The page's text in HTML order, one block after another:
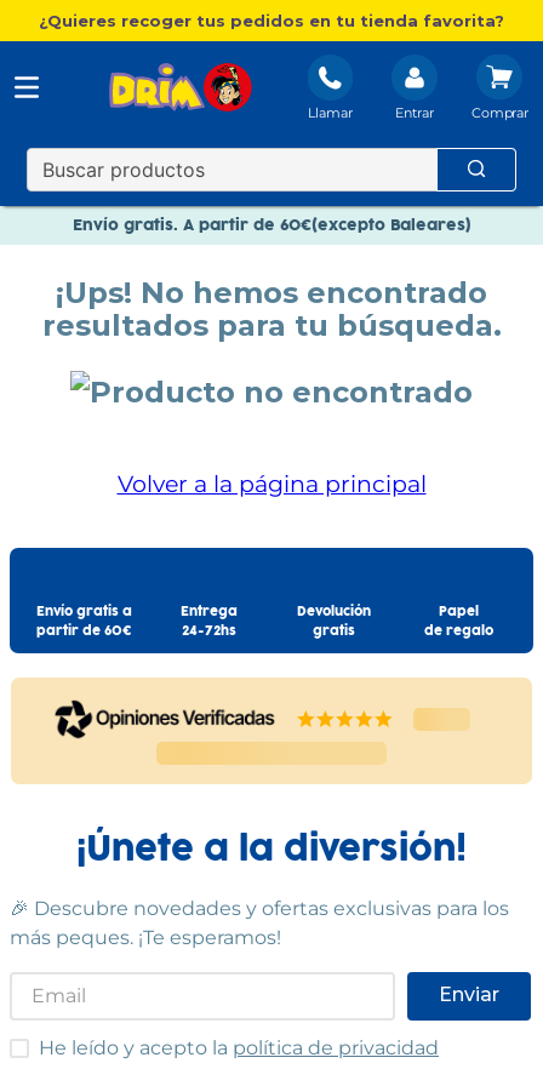
¿Quieres recoger tus pedidos en tu tienda favorita?
Llamar Entrar
Envío gratis. A partir de 60€(excepto Baleares)
Nuevo catálogo Aire Libre
Paga en 3 plazos sin intereses
¡Ups! No hemos encontrado
resultados para tu búsqueda.
Volver a la página principal
Envío gratis a
partir de 60€
Entrega
24-72hs
Devolución
gratis
Papel
de regalo
¡Únete a la diversión!
🎉 Descubre novedades y ofertas exclusivas para los
más peques. ¡Te esperamos!
Enviar
He leído y acepto las condiciones
He leído y acepto la política de privacidad